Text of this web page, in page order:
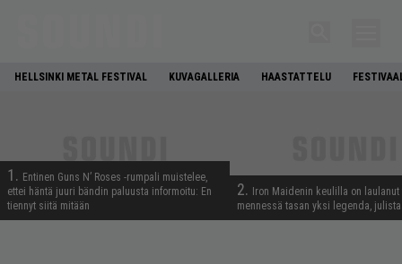
HELLSINKI METAL FESTIVAL KUVAGALLERIA HAASTATTELU
1. Entinen Guns N’ Roses -rumpali muistelee,
ettei häntä juuri bändin paluusta informoitu: En
tiennyt siitä mitään
2.
Iron Maidenin keulilla on laulanut
mennessä tasan yksi legenda,